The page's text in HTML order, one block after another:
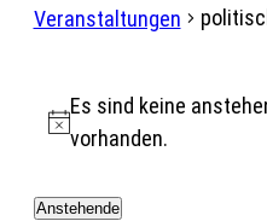
Veranstaltungen
Hinweis
Es sind keine
vorhanden.
Anstehende